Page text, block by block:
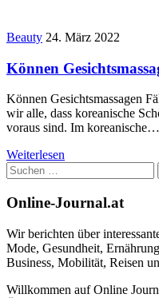
Beauty 24. März 2022
Können
Können Gesichtsmassagen
wir alle, dass koreanische
voraus sind. Im koreanische…
Weiterlesen
Suchen
nach:
Online-Journal.at
Wir berichten über
Mode, Gesundheit,
Business, Mobilität, Reisen
Willkommen auf Online